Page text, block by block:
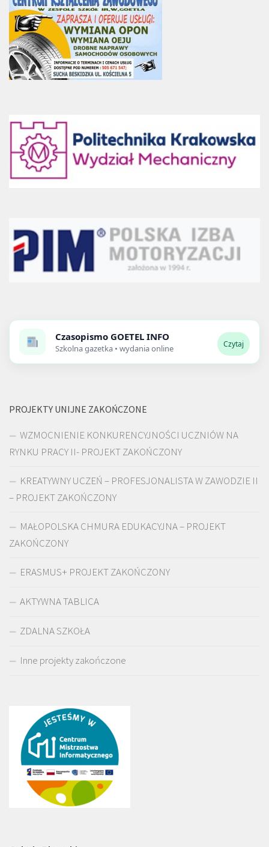
Czasopismo GOETEL INFO
Szkolna gazetka • wydania online Czytaj
PROJEKTY UNIJNE ZAKOŃCZONE
WZMOCNIENIE KONKURENCYJNOŚCI UCZNIÓW NA
RYNKU PRACY II- PROJEKT ZAKOŃCZONY
KREATYWNY UCZEŃ – PROFESJONALISTA W ZAWODZIE II
– PROJEKT ZAKOŃCZONY
MAŁOPOLSKA CHMURA EDUKACYJNA – PROJEKT
ZAKOŃCZONY
ERASMUS+ PROJEKT ZAKOŃCZONY
AKTYWNA TABLICA
ZDALNA SZKOŁA
Inne projekty zakończone